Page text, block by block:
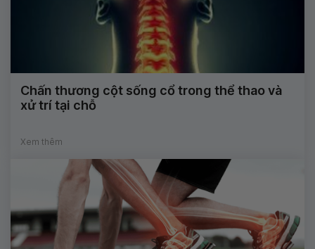
Chấn thương cột sống cổ trong thể thao và
xử trí tại chỗ
Xem thêm